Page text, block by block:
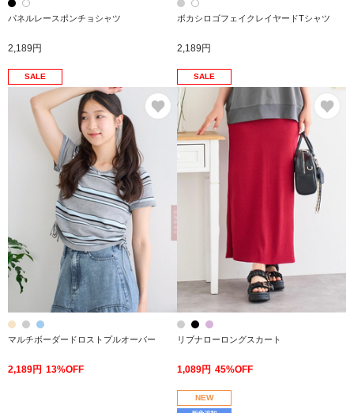
パネルレースポンチョシャツ
2,189円
ボカシロゴフェイクレイヤードTシャツ
2,189円
SALE
お気に入り
マルチボーダードロストプルオーバー
2,189円 13%OFF
SALE
リブナローロングスカート
1,089円 45%OFF
NEW